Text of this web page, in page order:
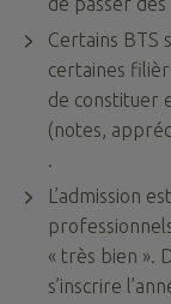
Certains BTS
certaines
de constituer
(notes,
.
L’admission
« très bien ».
s’inscrire